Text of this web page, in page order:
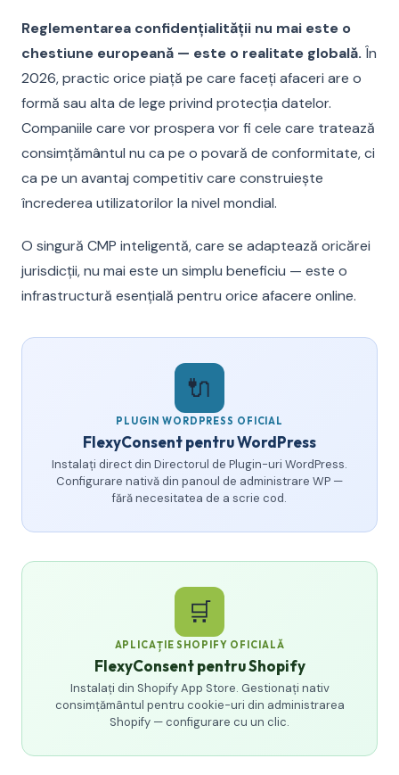
Reglementarea confidențialității nu mai este o
chestiune europeană — este o realitate globală. În
2026, practic orice piață pe care faceți afaceri are o
formă sau alta de lege privind protecția datelor.
Companiile care vor prospera vor fi cele care tratează
consimțământul nu ca pe o povară de conformitate, ci
ca pe un avantaj competitiv care construiește
încrederea utilizatorilor la nivel mondial.
O singură CMP inteligentă, care se adaptează oricărei
jurisdicții, nu mai este un simplu beneficiu — este o
infrastructură esențială pentru orice afacere online.
🔌
PLUGIN WORDPRESS OFICIAL
FlexyConsent pentru WordPress
Instalați direct din Directorul de Plugin-uri WordPress.
Configurare nativă din panoul de administrare WP —
fără necesitatea de a scrie cod.
🛒
APLICAȚIE SHOPIFY OFICIALĂ
FlexyConsent pentru Shopify
Instalați din Shopify App Store. Gestionați nativ
consimțământul pentru cookie-uri din administrarea
Shopify — configurare cu un clic.